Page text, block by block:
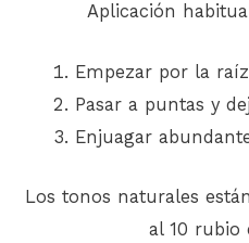
Aplicación
Empezar por la
Pasar a puntas y
Enjuagar
Los tonos naturales
al 10 rubio